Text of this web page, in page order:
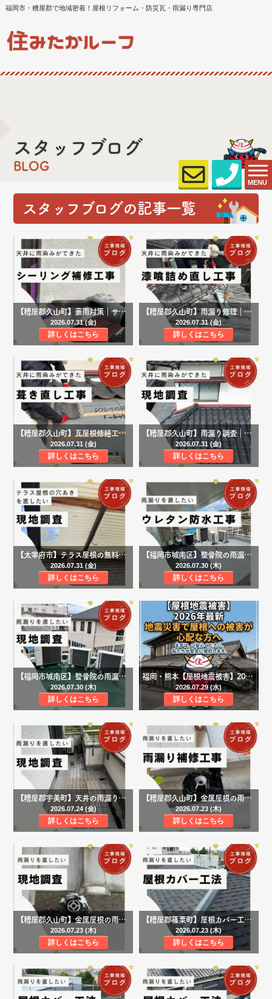
福岡市・糟屋郡で地域密着！屋根リフォーム・防災瓦・雨漏り専門店
MENU
スタッフブログ
BLOG
スタッフブログの記事一覧
【糟屋郡久山町】豪雨対策｜サッシ周りと壁際板金のシーリング補修工事で雨漏りを改善
2026.07.31 (金)
詳しくはこちら
【糟屋郡久山町】雨漏り修理｜瓦屋根の漆喰詰め直し工事で棟の防水性能を回復し、再発リスクを軽減
2026.07.31 (金)
詳しくはこちら
【糟屋郡久山町】瓦屋根修繕工事｜部分葺き直しで防水性能を回復し、繰り返す雨漏りを根本から改善
2026.07.31 (金)
詳しくはこちら
【糟屋郡久山町】雨漏り調査｜天井の雨染みの原因は瓦屋根の漆喰崩れと取り合い板金の防水劣化だった
2026.07.31 (金)
詳しくはこちら
【太宰府市】テラス屋根の無料点検｜ポリカ波板の穴あき・ひび割れを調査、強風による飛散リスクも確認
2026.07.31 (金)
詳しくはこちら
【福岡市城南区】整骨院の雨漏り修理｜屋上へウレタン塗膜防水・スレート屋根内樋補修で豪雨にも強い建物へ
2026.07.30 (木)
詳しくはこちら
【福岡市城南区】整骨院の雨漏り調査｜屋上防水の劣化と内樋の不具合を確認、防水工事をご提案
2026.07.30 (木)
詳しくはこちら
福岡・熊本【屋根地震被害】2026年最新｜地震災害で屋根への被害が心配な方へ
2026.07.29 (水)
詳しくはこちら
【糟屋郡宇美町】天井の雨漏りを無料調査｜築24年住宅で外壁コーキング・バルコニー防水の劣化を確認
2026.07.24 (金)
詳しくはこちら
【糟屋郡久山町】金属屋根の雨漏り修理｜ドレン詰まりの清掃とコーキング補修で排水機能と防水性を回復
2026.07.23 (木)
詳しくはこちら
【糟屋郡久山町】金属屋根の雨漏り調査｜天井クロスの剥がれの原因はドレン詰まりとコーキング劣化でした
2026.07.23 (木)
詳しくはこちら
【糟屋郡篠栗町】屋根カバー工法が完成｜棟板金を施工し雨漏りに強い屋根へ
2026.07.23 (木)
詳しくはこちら